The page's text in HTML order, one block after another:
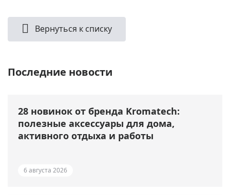
Вернуться к списку
Последние новости
28 новинок от бренда Kromatech:
полезные аксессуары для дома,
активного отдыха и работы
6 августа 2026